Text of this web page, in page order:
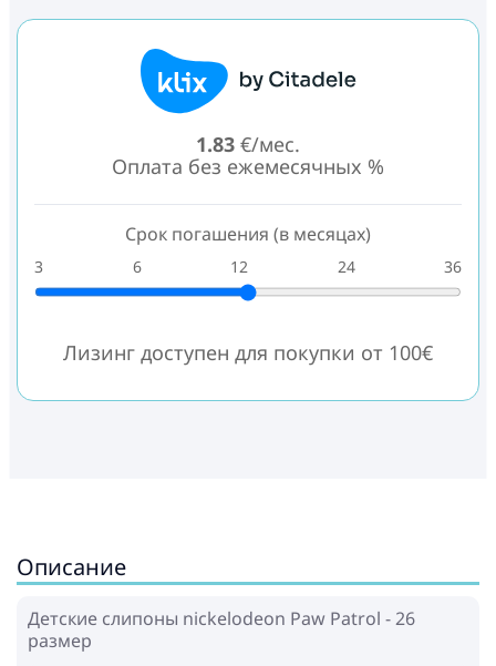
1.83 €/мес.
Оплата без ежемесячных %
Срок погашения (в месяцах)
3 6 12 24 36
Лизинг доступен для покупки от 100€
Описание
Детские слипоны nickelodeon Paw Patrol - 26
размер